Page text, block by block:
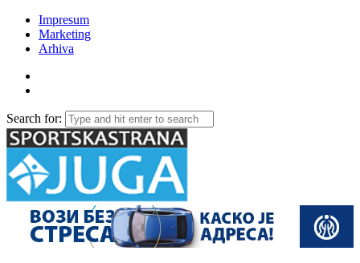
Impresum
Marketing
Arhiva
Search for: